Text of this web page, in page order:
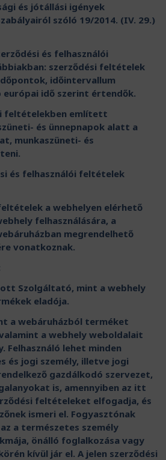
és jótállási igények
szóló 19/2014. (IV. 29.)
és felhasználói
szerződési feltételek
időintervallum
európai idő szerint értendők.
feltételekben említett
és ünnepnapok alatt a
munkaszüneti- és
és felhasználói feltételek
a webhelyen elérhető
felhasználására, a
megrendelhető
vonatkoznak.
Szolgáltató, mint a webhely
eladója.
a webáruházból terméket
a webhely weboldalait
Felhasználó lehet minden
és jogi személy, illetve jogi
gazdálkodó szervezet,
is, amennyiben az itt
feltételeket elfogadja, és
ismeri el. Fogyasztónak
a természetes személy
önálló foglalkozása vagy
kívül jár el. A jelen szerződési